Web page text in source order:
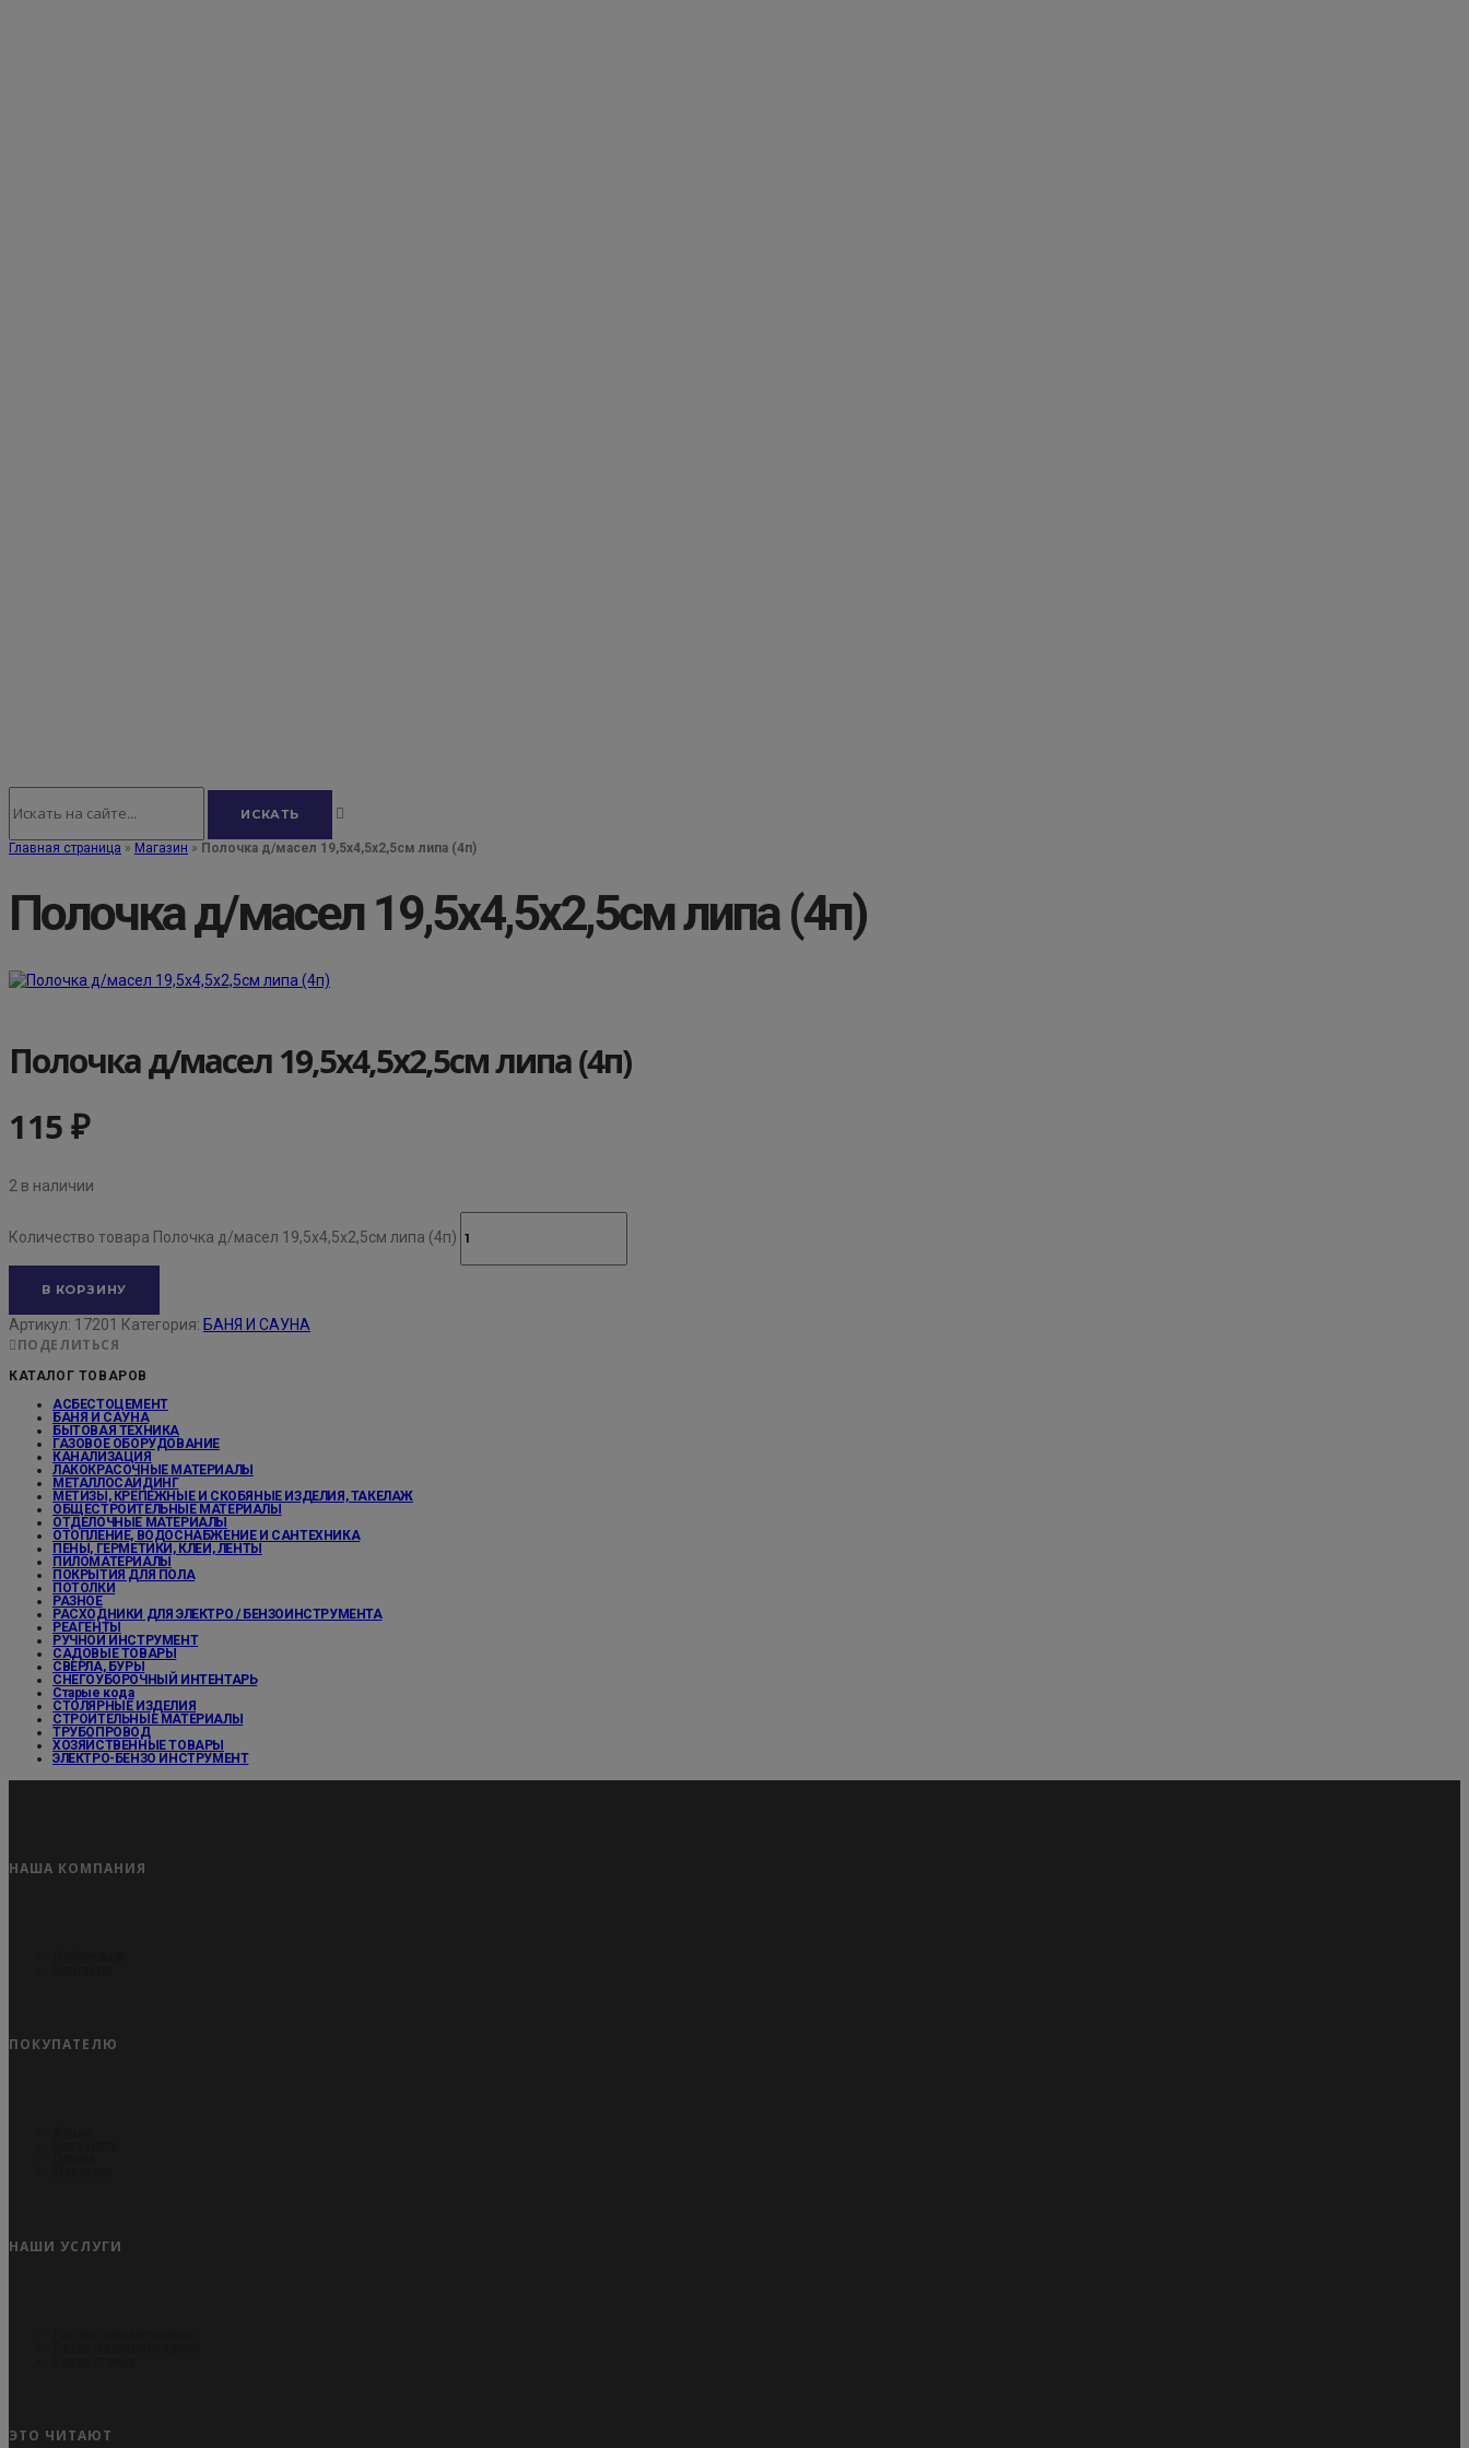
Главная страница » Магазин » Полочка д/масел 19,5х4,5х2,5см липа (4п)
Полочка д/масел 19,5х4,5х2,5см липа (4п)
Полочка д/масел 19,5х4,5х2,5см липа (4п)
115₽
2 в наличии
Количество товара Полочка д/масел 19,5х4,5х2,5см липа (4п)
В КОРЗИНУ
Артикул: 17201 Категория: БАНЯ И САУНА
ПОДЕЛИТЬСЯ
КАТАЛОГ ТОВАРОВ
АСБЕСТОЦЕМЕНТ
БАНЯ И САУНА
БЫТОВАЯ ТЕХНИКА
ГАЗОВОЕ ОБОРУДОВАНИЕ
КАНАЛИЗАЦИЯ
ЛАКОКРАСОЧНЫЕ МАТЕРИАЛЫ
МЕТАЛЛОСАЙДИНГ
МЕТИЗЫ, КРЕПЕЖНЫЕ И СКОБЯНЫЕ ИЗДЕЛИЯ, ТАКЕЛАЖ
ОБЩЕСТРОИТЕЛЬНЫЕ МАТЕРИАЛЫ
ОТДЕЛОЧНЫЕ МАТЕРИАЛЫ
ОТОПЛЕНИЕ, ВОДОСНАБЖЕНИЕ И САНТЕХНИКА
ПЕНЫ, ГЕРМЕТИКИ, КЛЕИ, ЛЕНТЫ
ПИЛОМАТЕРИАЛЫ
ПОКРЫТИЯ ДЛЯ ПОЛА
ПОТОЛКИ
РАЗНОЕ
РАСХОДНИКИ ДЛЯ ЭЛЕКТРО / БЕНЗОИНСТРУМЕНТА
РЕАГЕНТЫ
РУЧНОЙ ИНСТРУМЕНТ
САДОВЫЕ ТОВАРЫ
СВЕРЛА, БУРЫ
СНЕГОУБОРОЧНЫЙ ИНТЕНТАРЬ
Старые кода
СТОЛЯРНЫЕ ИЗДЕЛИЯ
СТРОИТЕЛЬНЫЕ МАТЕРИАЛЫ
ТРУБОПРОВОД
ХОЗЯЙСТВЕННЫЕ ТОВАРЫ
ЭЛЕКТРО-БЕНЗО ИНСТРУМЕНТ
НАША КОМПАНИЯ
ПОКУПАТЕЛЮ
НАШИ УСЛУГИ
ЭТО ЧИТАЮТ